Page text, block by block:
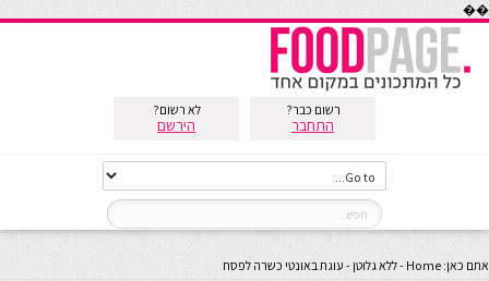
��
רשום כבר?
התחבר
לא רשום?
הירשם
אתם כאן: Home
-ללא גלוטן- עוגת באונטי כשרה לפסח